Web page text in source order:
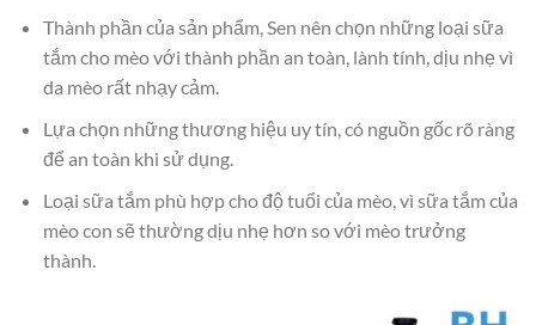
Thành phần của sản phẩm, Sen nên chọn những loại sữa
tắm cho mèo với thành phần an toàn, lành tính, dịu nhẹ vì
da mèo rất nhạy cảm.
Lựa chọn những thương hiệu uy tín, có nguồn gốc rõ ràng
để an toàn khi sử dụng.
Loại sữa tắm phù hợp cho độ tuổi của mèo, vì sữa tắm của
mèo con sẽ thường dịu nhẹ hơn so với mèo trưởng
thành.